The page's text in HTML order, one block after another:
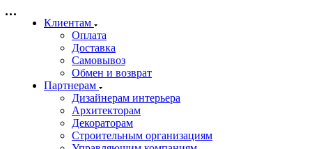
Клиентам
Оплата
Доставка
Самовывоз
Обмен и возврат
Партнерам
Дизайнерам интерьера
Архитекторам
Декораторам
Строительным организациям